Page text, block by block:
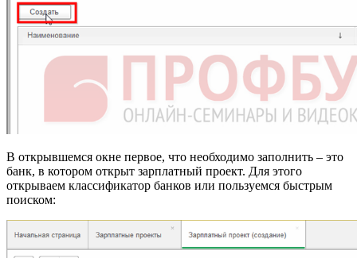
В открывшемся окне первое, что необходимо заполнить – это
банк, в котором открыт зарплатный проект. Для этого
открываем классификатор банков или пользуемся быстрым
поиском: